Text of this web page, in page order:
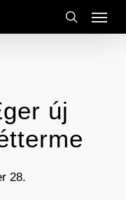
search
Menu
új
28.